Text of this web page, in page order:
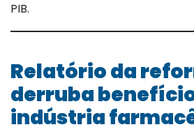
PIB.
Relatório da
derruba
indústria